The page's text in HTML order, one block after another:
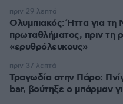
Ολυμπιακός: Ήττα για τη
πρωταθλήματος, πριν τη
«ερυθρόλευκους»
πριν 29 λεπτά
Τραγωδία στην Πάρο:
bar, βούτηξε ο μπάρμαν
πριν 37 λεπτά